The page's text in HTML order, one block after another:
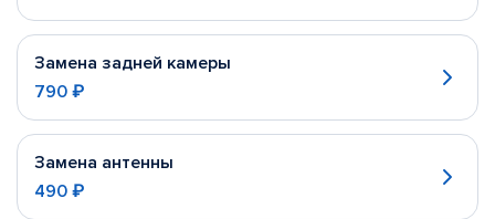
Замена задней камеры
790 ₽
Замена антенны
490 ₽